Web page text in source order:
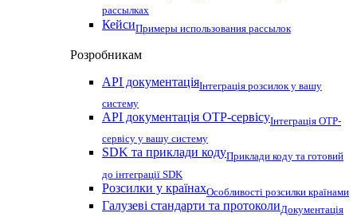
рассылках
КейсиПримеры использования рассылок
Розробникам
API документаціяІнтеграція розсилок у вашу
систему
API документація OTP-сервісуІнтеграція OTP-
сервісу у вашу систему
SDK та приклади кодуПриклади коду та готовий
до інтеграції SDK
Розсилки у країнахОсобливості розсилки країнами
Галузеві стандарти та протоколиДокументація